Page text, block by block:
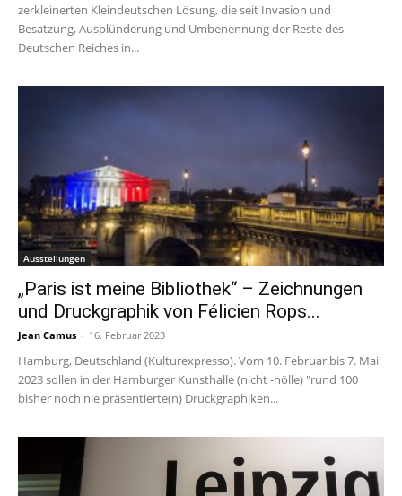
zerkleinerten Kleindeutschen Lösung, die seit Invasion und
Besatzung, Ausplünderung und Umbenennung der Reste des
Deutschen Reiches in...
Ausstellungen
„Paris ist meine Bibliothek“ – Zeichnungen
und Druckgraphik von Félicien Rops...
Jean Camus - 16. Februar 2023
Hamburg, Deutschland (Kulturexpresso). Vom 10. Februar bis 7. Mai
2023 sollen in der Hamburger Kunsthalle (nicht -hölle) "rund 100
bisher noch nie präsentierte(n) Druckgraphiken...